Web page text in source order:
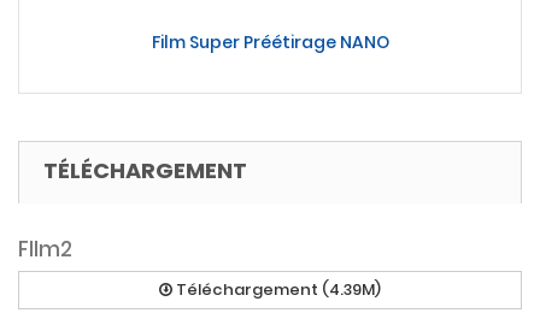
Film Super Préétirage NANO
TÉLÉCHARGEMENT
FIlm2
Téléchargement (4.39M)